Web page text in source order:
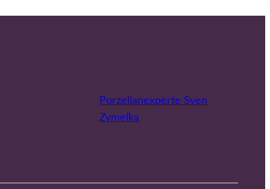
Porzellanexperte Sven
Zymelka